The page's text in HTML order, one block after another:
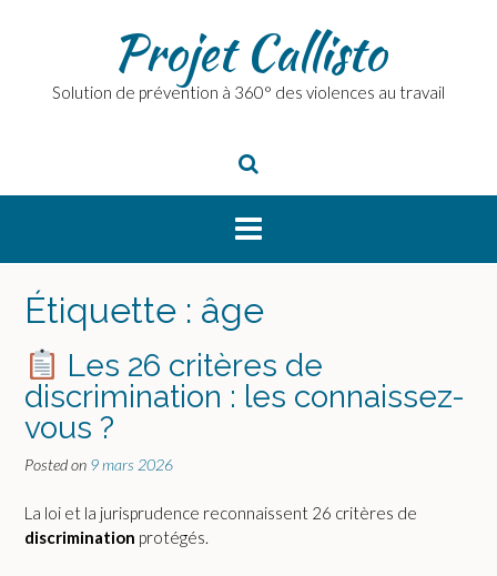
Projet Callisto
Solution de prévention à 360° des violences au travail
Étiquette : âge
Les 26 critères de
discrimination : les connaissez-
vous ?
Posted on 9 mars 2026
La loi et la jurisprudence reconnaissent 26 critères de
discrimination protégés.